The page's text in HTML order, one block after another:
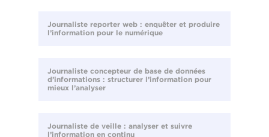
Journaliste reporter web : enquêter et produire
l’information pour le numérique
Journaliste concepteur de base de données
d’informations : structurer l’information pour
mieux l’analyser
Journaliste de veille : analyser et suivre
l’information en continu